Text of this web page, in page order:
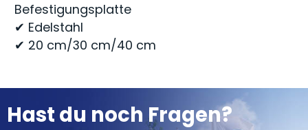
Befestigungsplatte
✔ Edelstahl
✔ 20 cm/30 cm/40 cm
Hast du noch Fragen?